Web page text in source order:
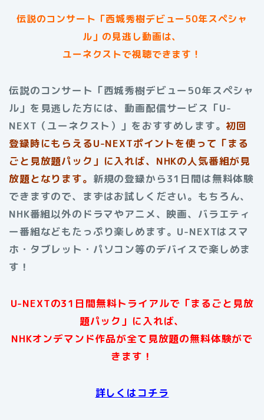
伝説のコンサート「西城秀樹デビュー50年スペシャ
ル」の見逃し動画は、
ユーネクストで視聴できます！
伝説のコンサート「西城秀樹デビュー50年スペシャ
ル」を見逃した方には、動画配信サービス「U-
NEXT（ユーネクスト）」をおすすめします。 初回
登録時にもらえるU-NEXTポイントを使って「まる
ごと見放題パック」に入れば、NHKの人気番組が見
放題となります。 新規の登録から31日間は無料体験
できますので、まずはお試しください。もちろん、
NHK番組以外のドラマやアニメ、映画、バラエティ
ー番組などもたっぷり楽しめます。U-NEXTはスマ
ホ・タブレット・パソコン等のデバイスで楽しめま
す ！
U-NEXTの31日間無料トライアルで「まるごと見放
題パック」に入れば、
NHKオンデマンド作品が全て見放題の無料体験がで
きます！
詳しくはコチラ